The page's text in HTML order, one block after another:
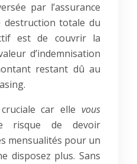
par l’assurance
totale du
est de couvrir la
d’indemnisation
restant dû au
car elle vous
risque de devoir
mensualités pour un
disposez plus. Sans